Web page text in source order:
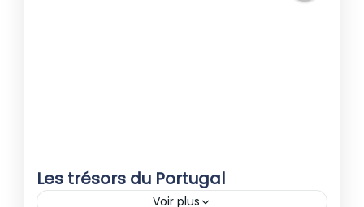
Les trésors du Portugal
Voir plus